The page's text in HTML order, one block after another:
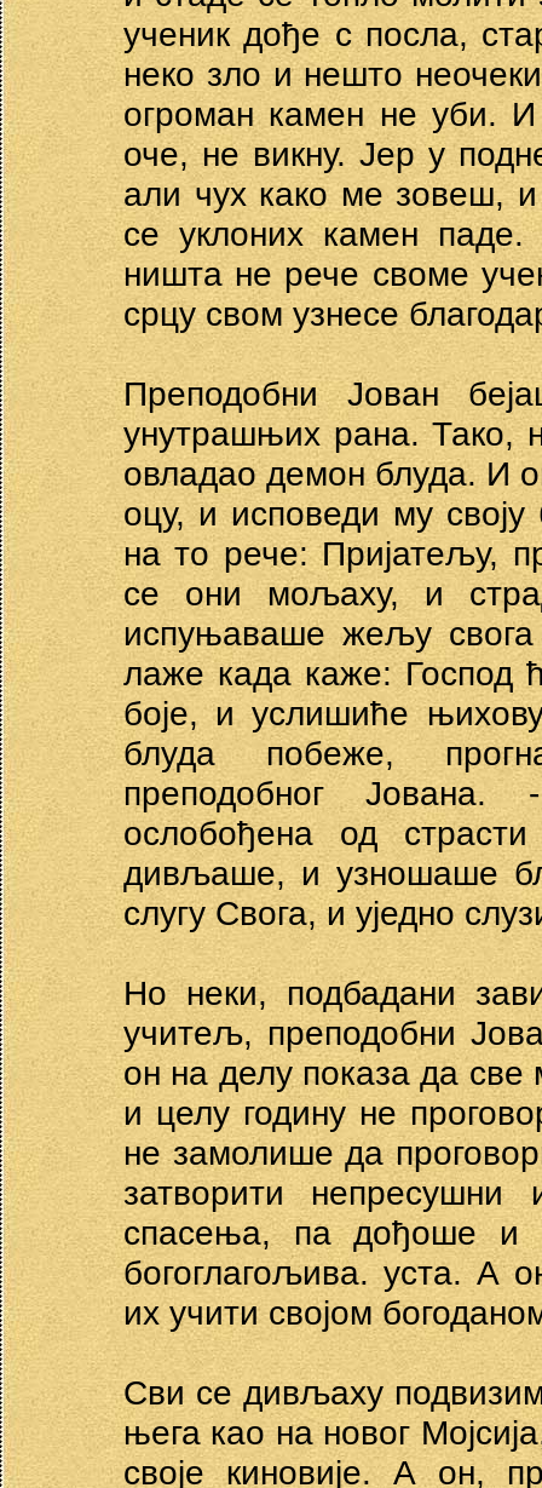
ученик дође с посла,
неко зло и нешто
огроман камен не уби.
оче, не викну. Јер у
али чух како ме зовеш,
се уклоних камен
ништа не рече своме
срцу свом узнесе
Преподобни Јован
унутрашњих рана. Тако,
овладао демон блуда. И
оцу, и исповеди му
на то рече: Пријатељу,
се они мољаху, и
испуњаваше жељу
лаже када каже: Господ
боје, и услишиће
блуда побеже,
преподобног
ослобођена од
дивљаше, и узношаше
слугу Свога, и уједно
Но неки, подбадани
учитељ, преподобни
он на делу показа да све
и целу годину не
не замолише да
затворити
спасења, па дођоше и
богоглагољива. уста. А
их учити својом
Сви се дивљаху
њега као на новог
своје киновије. А он,